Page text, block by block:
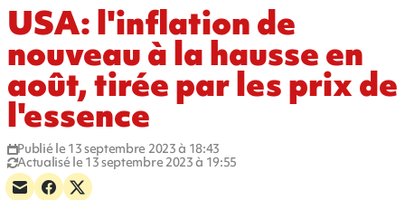
USA: l'inflation de
nouveau à la hausse en
août, tirée par les prix de
l'essence
Publié le 13 septembre 2023 à 18:43
Actualisé le 13 septembre 2023 à 19:55